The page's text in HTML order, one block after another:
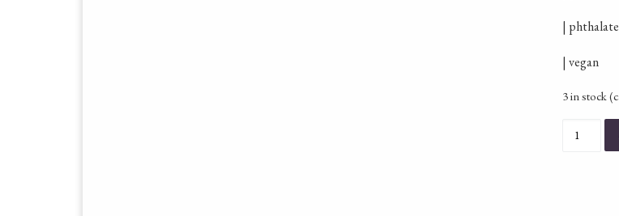
|
| vegan
3 in stock
Refresh